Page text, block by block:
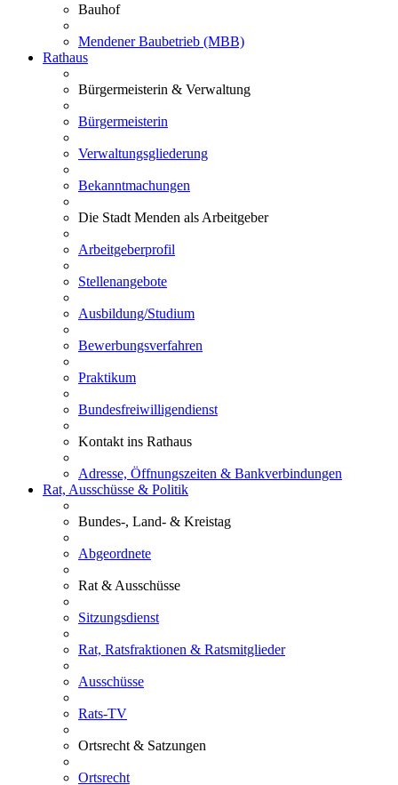
Bauhof
Mendener Baubetrieb (MBB)
Rathaus
Bürgermeisterin & Verwaltung
Bürgermeisterin
Verwaltungsgliederung
Bekanntmachungen
Die Stadt Menden als Arbeitgeber
Arbeitgeberprofil
Stellenangebote
Ausbildung/Studium
Bewerbungsverfahren
Praktikum
Bundesfreiwilligendienst
Kontakt ins Rathaus
Adresse, Öffnungszeiten & Bankverbindungen
Rat, Ausschüsse & Politik
Bundes-, Land- & Kreistag
Abgeordnete
Rat & Ausschüsse
Sitzungsdienst
Rat, Ratsfraktionen & Ratsmitglieder
Ausschüsse
Rats-TV
Ortsrecht & Satzungen
Ortsrecht